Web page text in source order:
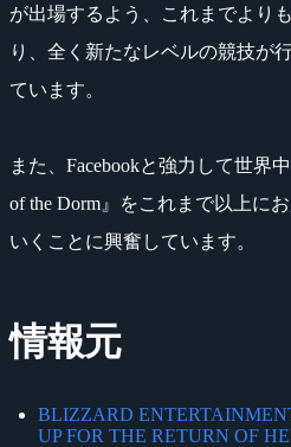
が出場するよう、これまでより
り、全く新たなレベルの競技が
ています。
また、Facebookと強力して世界
of the Dorm』をこれまで以上に
いくことに興奮しています。
情報元
BLIZZARD
UP FOR THE RETURN OF